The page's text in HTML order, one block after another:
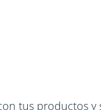
tus productos y